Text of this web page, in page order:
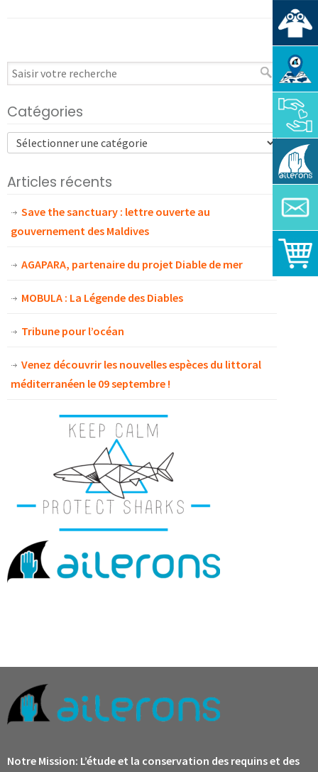
Catégories
Articles récents
Save the sanctuary : lettre ouverte au
gouvernement des Maldives
AGAPARA, partenaire du projet Diable de mer
MOBULA : La Légende des Diables
Tribune pour l’océan
Venez découvrir les nouvelles espèces du littoral
méditerranéen le 09 septembre !
Notre Mission: L’étude et la conservation des requins et des